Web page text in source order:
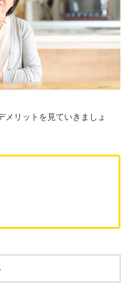
メリットを見ていきましょ